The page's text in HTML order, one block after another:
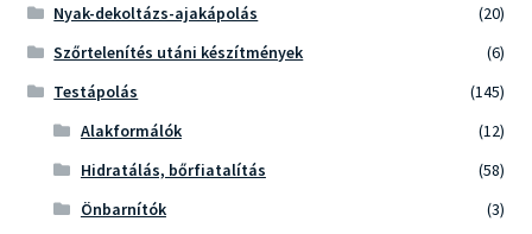
Nyak-dekoltázs-ajakápolás
(20)
Szőrtelenítés utáni készítmények
(6)
Testápolás
(145)
Alakformálók
(12)
Hidratálás, bőrfiatalítás
(58)
Önbarnítók
(3)